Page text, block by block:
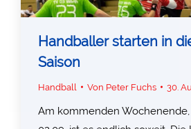
Handballer starten in
Saison
Handball Von Peter Fuchs 30.
Am kommenden